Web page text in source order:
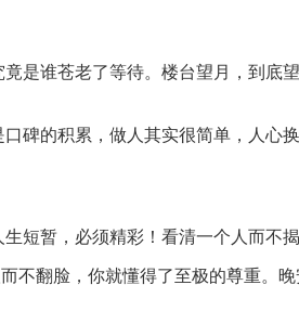
是谁苍老了等待。楼台望月，到底
碑的积累，做人其实很简单，人心
短暂，必须精彩！看清一个人而不
不翻脸，你就懂得了至极的尊重。晚